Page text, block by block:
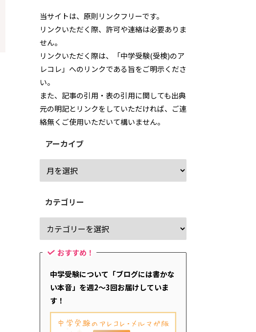
当サイトは、原則リンクフリーです。
リンクいただく際、許可や連絡は必要ありま
せん。
リンクいただく際は、「中学受験(受検)のア
レコレ」へのリンクである旨をご明示くださ
い。
また、記事の引用・表の引用に関しても出典
元の明記とリンクをしていただければ、ご連
絡無くご使用いただいて構いません。
アーカイブ
カテゴリー
おすすめ！
中学受験について「ブログには書かな
い本音」を週2～3回お届けしていま
す！